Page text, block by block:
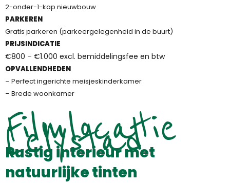
2-onder-1-kap nieuwbouw
PARKEREN
Gratis parkeren (parkeergelegenheid in de buurt)
PRIJSINDICATIE
€800 – €1.000 excl. bemiddelingsfee en btw
OPVALLENDHEDEN
– Perfect ingerichte meisjeskinderkamer
– Brede woonkamer
Filmlocatie
Lelystad
Rustig interieur met
natuurlijke tinten